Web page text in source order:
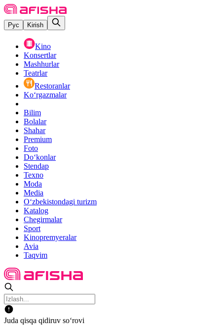
Рус Kirish
Kino
Konsertlar
Mashhurlar
Teatrlar
Restoranlar
Ko‘rgazmalar
Bilim
Bolalar
Shahar
Premium
Foto
Do‘konlar
Stendap
Texno
Moda
Media
O‘zbekistondagi turizm
Katalog
Chegirmalar
Sport
Kinopremyeralar
Avia
Taqvim
Juda qisqa qidiruv so‘rovi